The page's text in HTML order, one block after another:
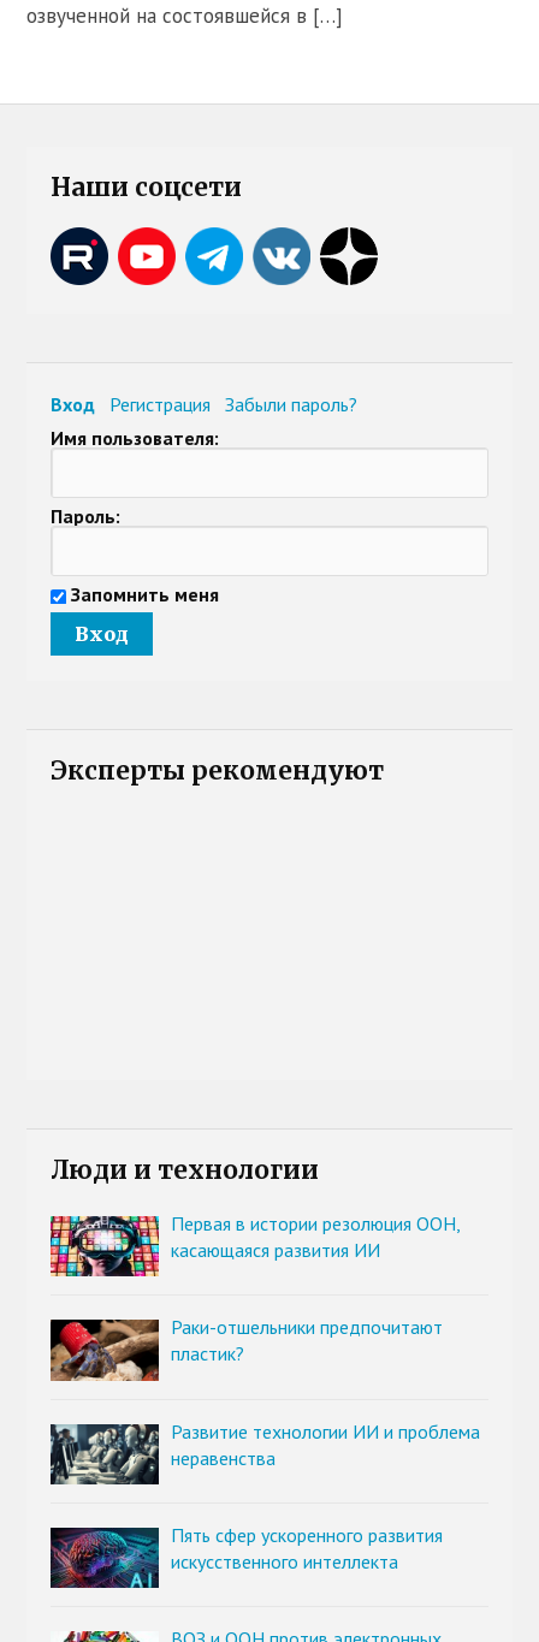
озвученной на состоявшейся в […]
Наши соцсети
Вход Регистрация
Забыли пароль?
Имя пользователя:
Пароль:
Запомнить меня
Эксперты рекомендуют
Люди и технологии
Первая в истории резолюция ООН,
касающаяся развития ИИ
Раки-отшельники предпочитают
пластик?
Развитие технологии ИИ и проблема
неравенства
Пять сфер ускоренного развития
искусственного интеллекта